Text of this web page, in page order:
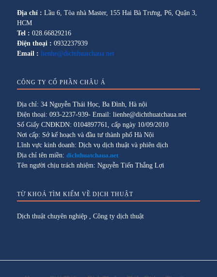
Địa chỉ : Lầu 6, Tòa nhà Master, 155 Hai Bà Trưng, P6, Quận 3,
HCM
Tel : 028.66829216
Điện thoại : 0932237939
Email : lienhe@dichthuatchaua.net
CÔNG TY CỔ PHẦN CHÂU Á
Địa chỉ: 34 Nguyễn Thái Học, Ba Đình, Hà nội
Điện thoại: 093-2237-939- Email: lienhe@dichthuatchaua.net
Số Giấy CNĐKDN: 0104897761, cấp ngày 10/09/2010
Nơi cấp: Sở kế hoạch và đầu tư thành phố Hà Nội
Lĩnh vực kinh doanh: Dịch vụ dịch thuật và phiên dịch
Địa chỉ tên miền: dichthuatchaua.net
Tên người chịu trách nhiệm: Nguyễn Tiến Thắng Lợi
TỪ KHOÁ TÌM KIẾM VỀ DỊCH THUẬT
Dịch thuật chuyên nghiệp Công ty dịch thuật